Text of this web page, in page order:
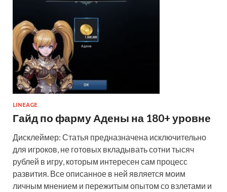
LINEAGE
Гайд по фарму Адены на 180+ уровне
Дисклеймер: Статья предназначена исключительно
для игроков, не готовых вкладывать сотни тысяч
рублей в игру, которым интересен сам процесс
развития. Все описанное в ней является моим
личным мнением и пережитым опытом со взлетами и